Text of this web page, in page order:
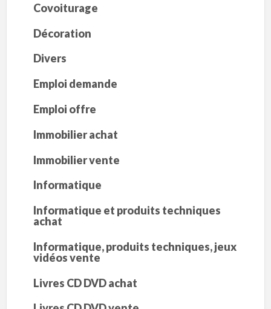
Covoiturage
Décoration
Divers
Emploi demande
Emploi offre
Immobilier achat
Immobilier vente
Informatique
Informatique et produits techniques
achat
Informatique, produits techniques, jeux
vidéos vente
Livres CD DVD achat